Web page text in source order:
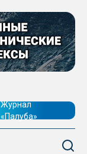
Журнал
«Палуба»